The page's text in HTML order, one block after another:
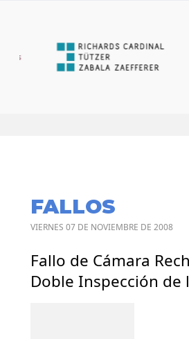
FALLOS
VIERNES 07 DE NOVIEMBRE DE 2008
Fallo de Cámara
Doble Inspección de